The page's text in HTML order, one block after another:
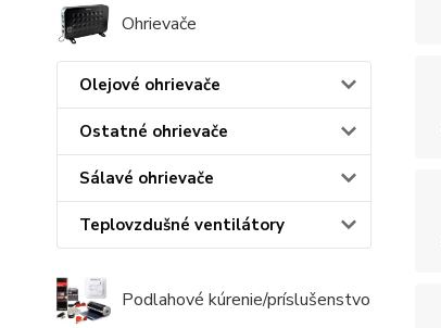
Ohrievače
Olejové ohrievače
Ostatné ohrievače
Sálavé ohrievače
Teplovzdušné ventilátory
Podlahové kúrenie/príslušenstvo